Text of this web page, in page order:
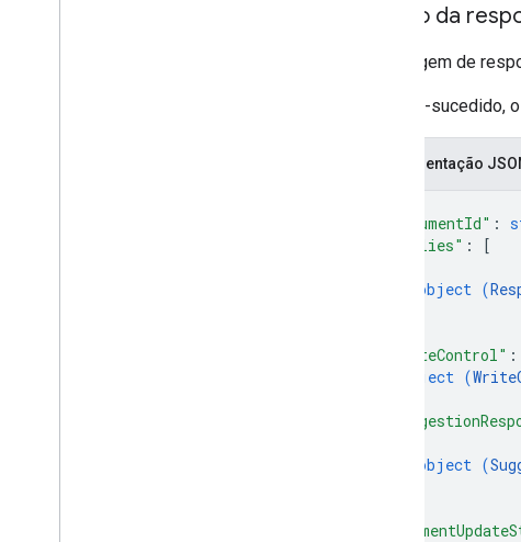
Corpo da
Mensagem de
Se bem-sucedido,
Representação
"documentId" :
"replies" :
[
object (
"writeControl" :
object (
object (